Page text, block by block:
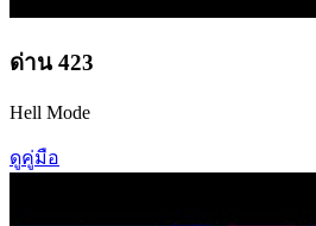
ด่าน 423
Hell Mode
ดูคู่มือ